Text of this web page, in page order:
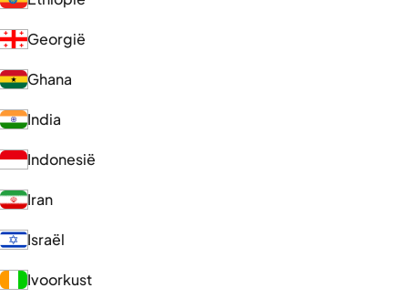
Georgië
Ghana
India
Indonesië
Iran
Israël
Ivoorkust